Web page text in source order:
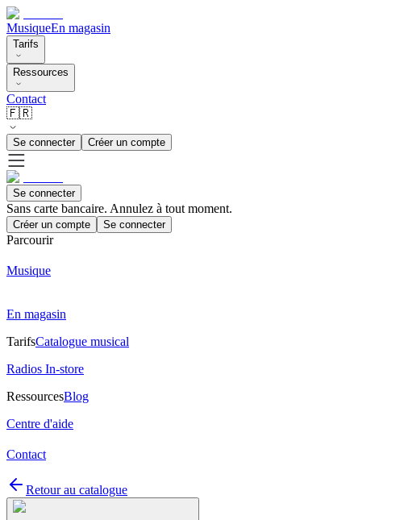
MusiqueEn magasin
Tarifs
Ressources
Contact
🇫🇷
Se connecter Créer un compte
Se connecter
Sans carte bancaire. Annulez à tout moment.
Créer un compte Se connecter
Parcourir
Musique
En magasin
TarifsCatalogue musical
Radios In-store
RessourcesBlog
Centre d'aide
Contact
Retour au catalogue